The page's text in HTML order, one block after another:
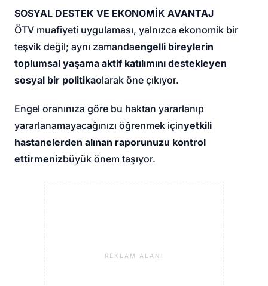
SOSYAL DESTEK VE EKONOMİK AVANTAJ
ÖTV muafiyeti uygulaması, yalnızca ekonomik bir
teşvik değil; aynı zamandaengelli bireylerin
toplumsal yaşama aktif katılımını destekleyen
sosyal bir politikaolarak öne çıkıyor.
Engel oranınıza göre bu haktan yararlanıp
yararlanamayacağınızı öğrenmek içinyetkili
hastanelerden alınan raporunuzu kontrol
ettirmenizbüyük önem taşıyor.
REKLAM ALANI